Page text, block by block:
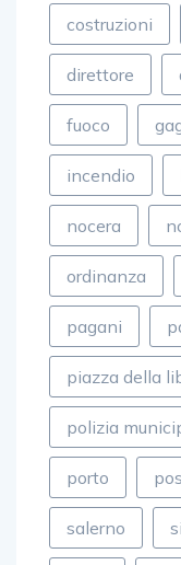
costruzioni
direttore
fuoco
incendio
nocera
ordinanza
pagani
piazza della
polizia
porto
salerno